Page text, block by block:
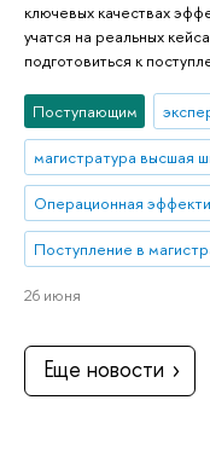
ключевых качествах
учатся на реальных
подготовиться к
Поступающим
магистратура высшая
Операционная
Поступление в
26 июня
Еще новости